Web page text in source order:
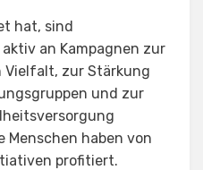
hat, sind
an Kampagnen zur
Vielfalt, zur Stärkung
und zur
Menschen haben von
profitiert.